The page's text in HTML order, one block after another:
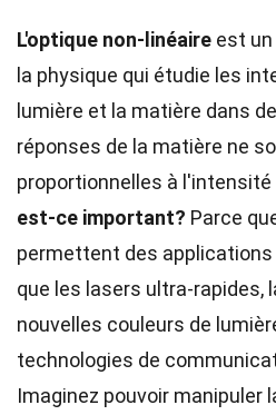
L'optique non-linéaire est
la physique qui étudie les
lumière et la matière dans
réponses de la matière ne
proportionnelles à l'intensité
est-ce important? Parce
permettent des
que les lasers ultra-rapides,
nouvelles couleurs de
technologies de
Imaginez pouvoir manipuler